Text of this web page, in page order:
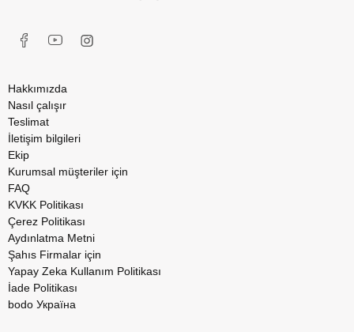
Hakkımızda
Nasıl çalışır
Teslimat
İletişim bilgileri
Ekip
Kurumsal müşteriler için
FAQ
KVKK Politikası
Çerez Politikası
Aydınlatma Metni
Şahıs Firmalar için
Yapay Zeka Kullanım Politikası
İade Politikası
bodo Україна